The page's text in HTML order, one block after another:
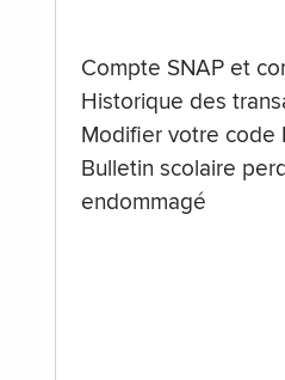
Compte SNAP et
Historique des
Modifier votre code
Bulletin scolaire
endommagé